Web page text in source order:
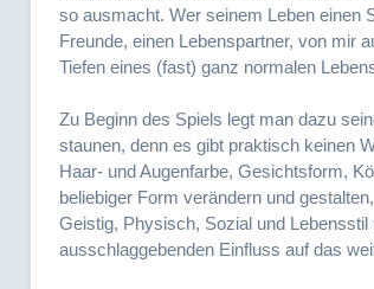
so ausmacht. Wer seinem Leben einen
Freunde, einen Lebenspartner, von mir
Tiefen eines (fast) ganz normalen
Zu Beginn des Spiels legt man dazu
staunen, denn es gibt praktisch keinen
Haar- und Augenfarbe, Gesichtsform,
beliebiger Form verändern und
Geistig, Physisch, Sozial und
ausschlaggebenden Einfluss auf das